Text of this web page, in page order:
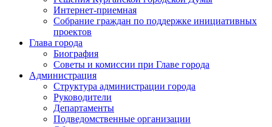
Интернет-приемная
Собрание граждан по поддержке инициативных
проектов
Глава города
Биография
Советы и комиссии при Главе города
Администрация
Структура администрации города
Руководители
Департаменты
Подведомственные организации